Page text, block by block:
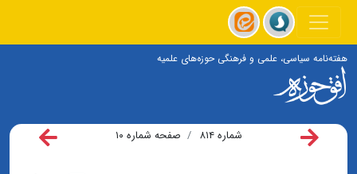
هفته‌نامه سیاسی، علمی و فرهنگی حوزه‌های علمیه
شماره ۸۱۴ صفحه شماره ۱۰